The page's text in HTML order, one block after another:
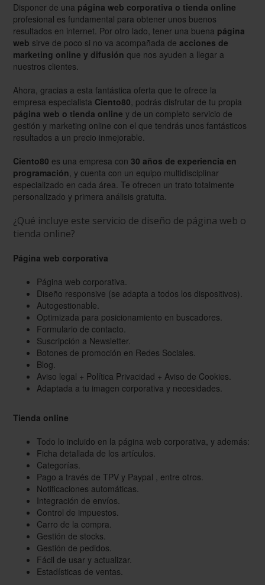
Disponer de una página web corporativa o tienda online
profesional es fundamental para obtener unos buenos
resultados en internet. Por otro lado, tener una buena página
web sirve de poco si no va acompañada deacciones de
marketing online y difusión que nos ayuden a llegar a
nuestros clientes.
Ahora, gracias a esta fantástica oferta que te ofrece la
empresa especialista Ciento80 , podrás disfrutar de tu propia
página web o tienda online y de un completo servicio de
gestión y marketing online con el que tendrás unos fantásticos
resultados a un precio inmejorable.
Ciento80 es una empresa con 30 años de experiencia en
programación , y cuenta con un equipo multidisciplinar
especializado en cada área. Te ofrecen un trato totalmente
personalizado y primera análisis gratuita.
¿Qué incluye este servicio de diseño de página web o
tienda online?
Página web corporativa
Página web corporativa.
Diseño responsive (se adapta a todos los dispositivos).
Autogestionable.
Optimizada para posicionamiento en buscadores.
Formulario de contacto.
Suscripción a Newsletter.
Botones de promoción en Redes Sociales.
Blog.
Aviso legal + Política Privacidad + Aviso de Cookies.
Adaptada a tu imagen corporativa y necesidades.
Tienda online
Todo lo incluido en la página web corporativa, y además:
Ficha detallada de los artículos.
Categorías.
Pago a través de TPV y Paypal , entre otros.
Notificaciones automáticas.
Integración de envíos.
Control de impuestos.
Carro de la compra.
Gestión de stocks.
Gestión de pedidos.
Fácil de usar y actualizar.
Estadísticas de ventas.